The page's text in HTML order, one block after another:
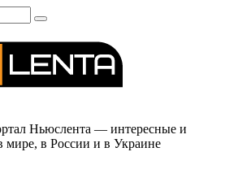
Ньюслента — интересные и
мире, в России и в Украине